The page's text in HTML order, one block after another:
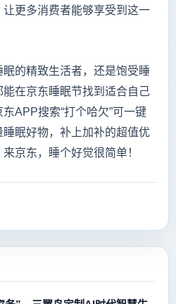
更多消费者能够享受到这一
的精致生活者，还是饱受睡
在京东睡眠节找到适合自己
APP搜索“打个哈欠”可一键
眠好物，补上加补的超值优
京东，睡个好觉很简单！